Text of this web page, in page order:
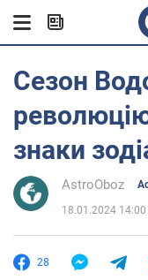
Сезон
знаки
AstroOboz
18.01.2024 14:00
28